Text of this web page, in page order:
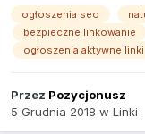
ogłoszenia seo
bezpieczne linkowanie
ogłoszenia aktywne linki
Przez Pozycjonusz
5 Grudnia 2018 w Linki